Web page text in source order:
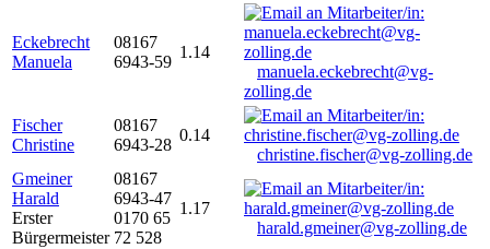
Eckebrecht
Manuela
08167
6943-59
1.14
manuela.eckebrecht@vg-
zolling.de
Fischer
Christine
08167
6943-28
0.14
christine.fischer@vg-zolling.de
Gmeiner
Harald
Erster
Bürgermeister
08167
6943-47
0170 65
72 528
1.17
harald.gmeiner@vg-zolling.de